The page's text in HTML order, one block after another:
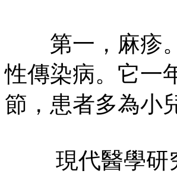
第一，麻疹。
性傳染病。它一
節，患者多為小
現代醫學研究